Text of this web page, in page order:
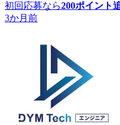
初回応募なら200ポイント
3か月前